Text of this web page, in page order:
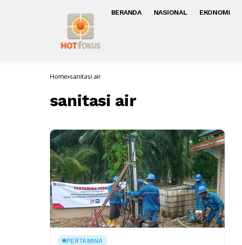
BERANDA NASIONAL EKONOMI
Home sanitasi air
sanitasi air
PERTAMINA